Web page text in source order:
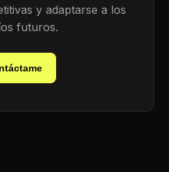
y adaptarse a los
futuros.